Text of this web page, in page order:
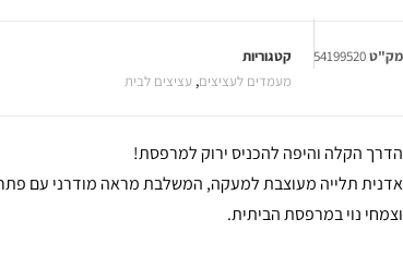
מק"ט54199520
קטגוריות
מעמדים לעציצים, עציצים לבית
הדרך הקלה והיפה להכניס ירוק למרפסת!
אדנית תלייה מעוצבת למעקה, המשלבת מראה מודרני עם
וצמחי נוי במרפסת הביתית.